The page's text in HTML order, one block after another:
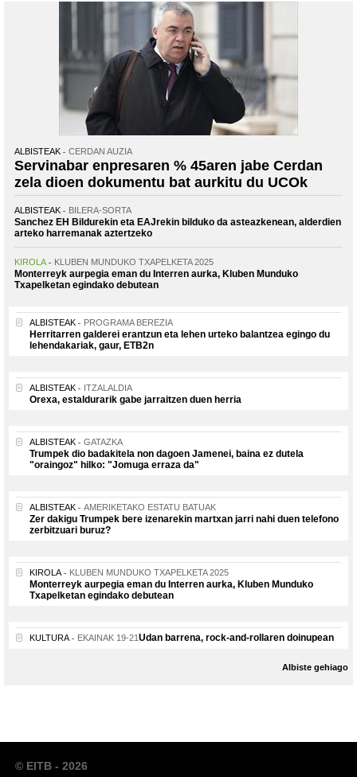
ALBISTEAK CERDAN AUZIA
Servinabar enpresaren % 45aren jabe Cerdan
zela dioen dokumentu bat aurkitu du UCOk
ALBISTEAK BILERA-SORTA
Sanchez EH Bildurekin eta EAJrekin bilduko da asteazkenean, alderdien
arteko harremanak aztertzeko
KIROLA KLUBEN MUNDUKO TXAPELKETA 2025
Monterreyk aurpegia eman du Interren aurka, Kluben Munduko
Txapelketan egindako debutean
ALBISTEAK PROGRAMA BEREZIA
Herritarren galderei erantzun eta lehen urteko balantzea egingo du
lehendakariak, gaur, ETB2n
ALBISTEAK ITZALALDIA
Orexa, estaldurarik gabe jarraitzen duen herria
ALBISTEAK GATAZKA
Trumpek dio badakitela non dagoen Jamenei, baina ez dutela
"oraingoz" hilko: "Jomuga erraza da"
ALBISTEAK AMERIKETAKO ESTATU BATUAK
Zer dakigu Trumpek bere izenarekin martxan jarri nahi duen telefono
zerbitzuari buruz?
KIROLA KLUBEN MUNDUKO TXAPELKETA 2025
Monterreyk aurpegia eman du Interren aurka, Kluben Munduko
Txapelketan egindako debutean
KULTURA EKAINAK 19-21Udan barrena, rock-and-rollaren doinupean
Albiste gehiago
© EITB - 2026